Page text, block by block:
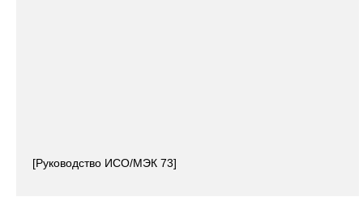
[Руководство ИСО/МЭК 73]